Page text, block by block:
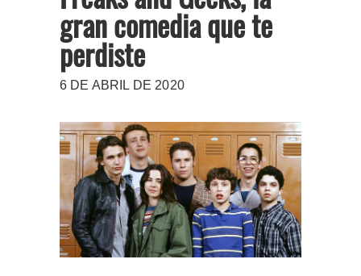
gran comedia que te
perdiste
6 DE ABRIL DE 2020